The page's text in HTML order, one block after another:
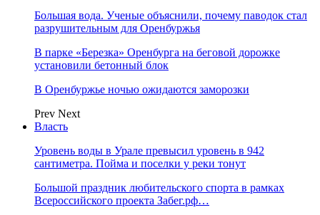
Большая вода. Ученые объяснили, почему паводок стал
разрушительным для Оренбуржья
В парке «Березка» Оренбурга на беговой дорожке
установили бетонный блок
В Оренбуржье ночью ожидаются заморозки
Prev Next
Власть
Уровень воды в Урале превысил уровень в 942
сантиметра. Пойма и поселки у реки тонут
Большой праздник любительского спорта в рамках
Всероссийского проекта Забег.рф…